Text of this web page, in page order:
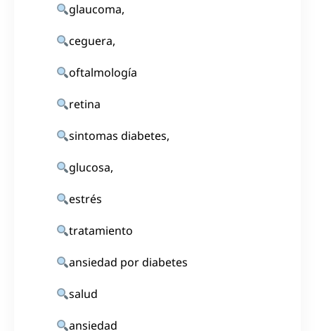
glaucoma,
ceguera,
oftalmología
retina
sintomas diabetes,
glucosa,
estrés
tratamiento
ansiedad por diabetes
salud
ansiedad